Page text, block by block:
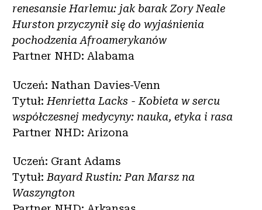
renesansie Harlemu: jak barak Zory Neale
Hurston przyczynił się do wyjaśnienia
pochodzenia Afroamerykanów
Partner NHD: Alabama
Uczeń: Nathan Davies-Venn
Tytuł: Henrietta Lacks - Kobieta w sercu
współczesnej medycyny: nauka, etyka i rasa
Partner NHD: Arizona
Uczeń: Grant Adams
Tytuł:Bayard Rustin: Pan Marsz na
Waszyngton